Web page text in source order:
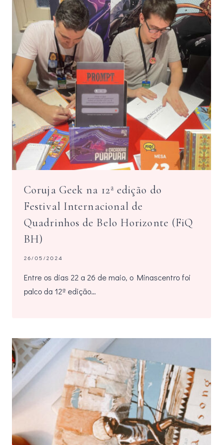
Coruja Geek na 12ª edição do
Festival Internacional de
Quadrinhos de Belo Horizonte (FiQ
BH)
26/05/2024
Entre os dias 22 a 26 de maio, o Minascentro foi
palco da 12ª edição…